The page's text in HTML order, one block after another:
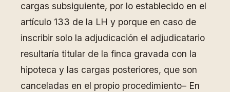
cargas subsiguiente, por lo establecido en el
artículo 133 de la LH y porque en caso de
inscribir solo la adjudicación el adjudicatario
resultaría titular de la finca gravada con la
hipoteca y las cargas posteriores, que son
canceladas en el propio procedimiento– En